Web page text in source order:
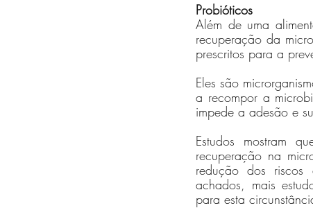
Probióticos
Além de uma
recuperação da
prescritos para a
Eles são
a recompor a
impede a adesão e
Estudos mostram
recuperação na
redução dos riscos
achados, mais
para esta